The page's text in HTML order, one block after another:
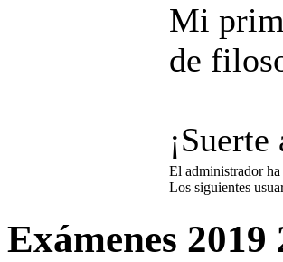
Mi
de
El administrador
Los siguientes
Exámenes 2019